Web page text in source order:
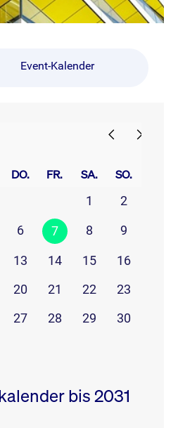
Event-Kalender
DO. FR. SA. SO.
1
2
6 7 8 9
13 14 15
16
20 21 22
23
27 28 29
30
bis 2031